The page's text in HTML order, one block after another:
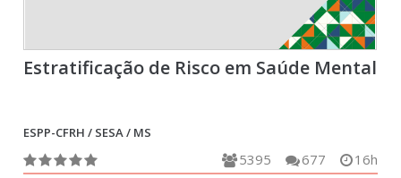
Estratificação de Risco em Saúde Mental
ESPP-CFRH / SESA / MS
16h
677
5395